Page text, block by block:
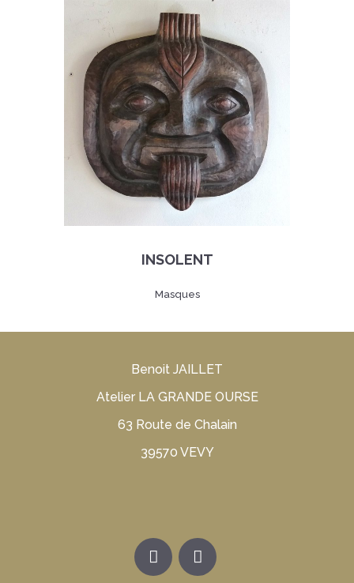
INSOLENT
Masques
Benoit JAILLET
Atelier LA GRANDE OURSE
63 Route de Chalain
39570 VEVY